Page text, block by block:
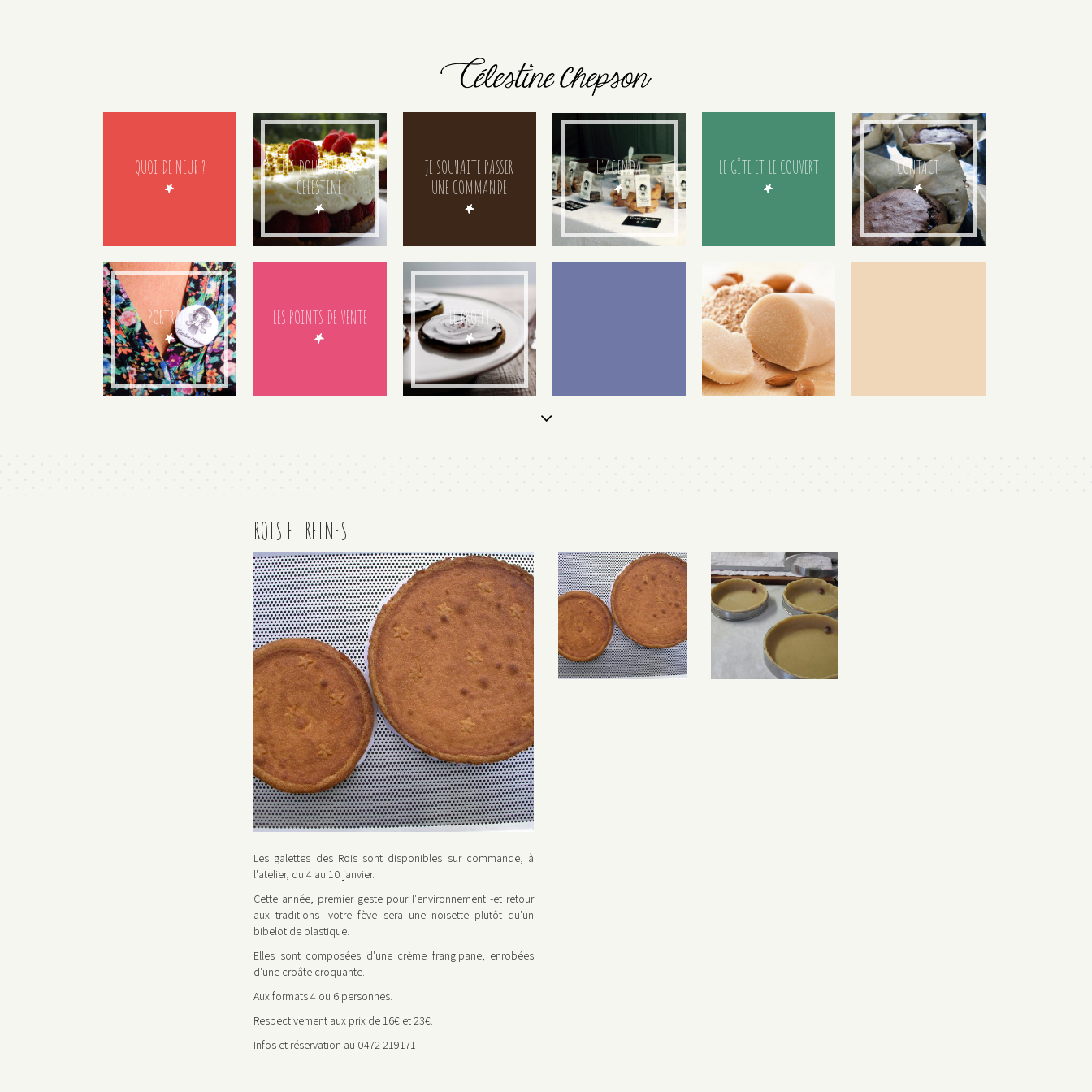
QUOI DE NEUF ?
LES DOUCEURS DE
CELESTINE
JE SOUHAITE PASSER
UNE COMMANDE
L'AGENDA LE GÎTE ET LE COUVERT CONTACT
PORTRAIT LES POINTS DE VENTE LE PROJET
ROIS ET REINES
Les galettes des Rois sont disponibles sur commande, à
l'atelier, du 4 au 10 janvier.
Cette année, premier geste pour l'environnement -et retour
aux traditions- votre fève sera une noisette plutôt qu'un
bibelot de plastique.
Elles sont composées d'une crème frangipane, enrobées
d'une croâte croquante.
Aux formats 4 ou 6 personnes.
Respectivement aux prix de 16€ et 23€.
Infos et réservation au 0472 219171